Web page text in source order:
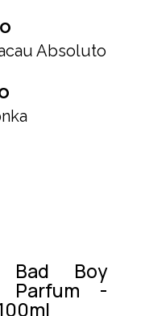
Absoluto
Bad Boy
Parfum -